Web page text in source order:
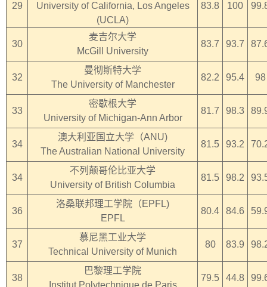
29
University of California, Los Angeles
(UCLA)
83.8 100
30
麦吉尔大学
McGill University
83.7 93.7
32
曼彻斯特大学
The University of Manchester
82.2 95.4 98
33
密歇根大学
University of Michigan-Ann Arbor
81.7 98.3
34
澳大利亚国立大学（ANU)
The Australian National University
81.5 93.2
34
不列颠哥伦比亚大学
University of British Columbia
81.5 98.2
36
洛桑联邦理工学院（EPFL)
EPFL
80.4 84.6
37
慕尼黑工业大学
Technical University of Munich
80 83.9
38
巴黎理工学院
Institut Polytechnique de Paris
79.5 44.8